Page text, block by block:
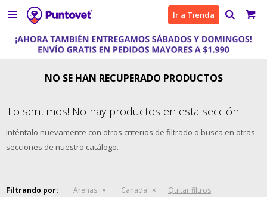
 Ir a Tienda
NO SE HAN RECUPERADO PRODUCTOS
¡Lo sentimos! No hay productos en esta sección.
Inténtalo nuevamente con otros criterios de filtrado o busca en otras
secciones de nuestro catálogo.
Filtrando por: Arenas Canada Quitar filtros